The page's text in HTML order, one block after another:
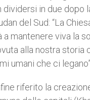
dividersi in due dopo
del Sud: “La
a mantenere viva la
alla nostra storia
umani che ci legano”.
riferito la